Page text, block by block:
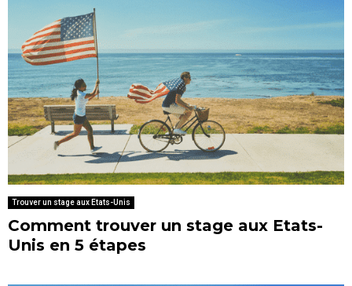
Trouver un stage aux Etats-Unis
Comment trouver un stage aux Etats-
Unis en 5 étapes